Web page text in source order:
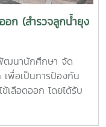
อก (สำรวจลูกน้ำยุง
ฒนานักศึกษา จัด
เพื่อเป็นการป้องกัน
เลือดออก โดยได้รับ
งเพาะพันธุ์ยุงลาย